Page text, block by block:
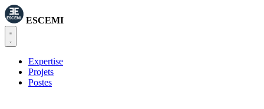
ESCEMI
Expertise
Projets
Postes